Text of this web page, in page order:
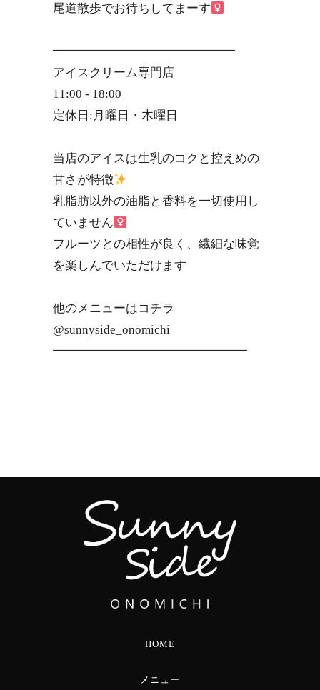
尾道散歩でお待ちしてまーす‍
━━━━━━━━━━━━━━━
アイスクリーム専門店
11:00 - 18:00
定休日:月曜日・木曜日
当店のアイスは生乳のコクと控えめの
甘さが特徴
乳脂肪以外の油脂と香料を一切使用し
ていません‍
フルーツとの相性が良く、繊細な味覚
を楽しんでいただけます
他のメニューは️️コチラ
@sunnyside_onomichi
━━━━━━━━━━━━━━━━
HOME
メニュー